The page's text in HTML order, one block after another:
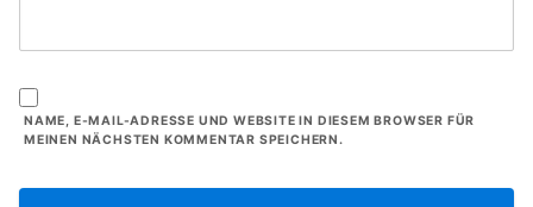
NAME, E-MAIL-ADRESSE UND WEBSITE IN DIESEM BROWSER FÜR
MEINEN NÄCHSTEN KOMMENTAR SPEICHERN.